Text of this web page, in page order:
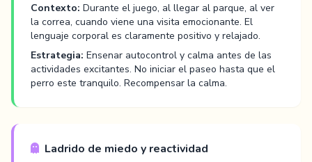
Contexto: Durante el juego, al llegar al parque, al ver
la correa, cuando viene una visita emocionante. El
lenguaje corporal es claramente positivo y relajado.
Estrategia: Ensenar autocontrol y calma antes de las
actividades excitantes. No iniciar el paseo hasta que el
perro este tranquilo. Recompensar la calma.
Ladrido de miedo y reactividad